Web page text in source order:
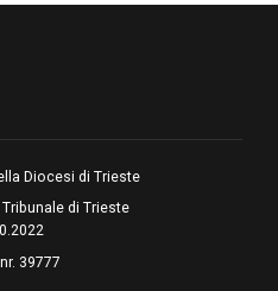
Diocesi di Trieste
di Trieste
39777